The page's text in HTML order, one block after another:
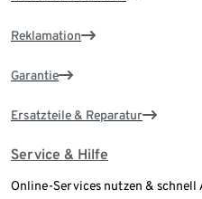
Reklamation
Garantie
Ersatzteile & Reparatur
Service & Hilfe
Online-Services nutzen &